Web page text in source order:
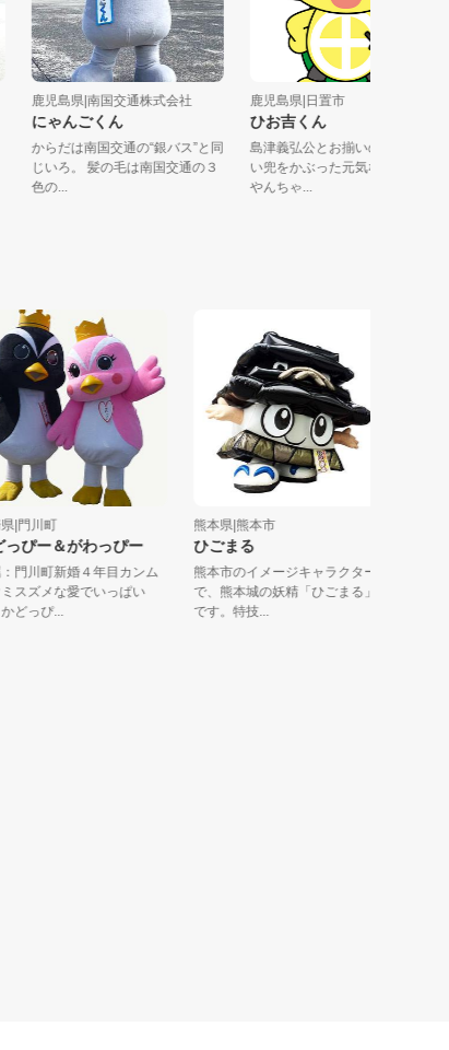
す
鹿児島県|南国交通株式会社
にゃんごくん
からだは南国交通の“銀バス”と同
じいろ。 髪の毛は南国交通の３
色の...
鹿児島県|日置市
ひお吉くん
島津義弘公とお揃いのかっこ
い兜をかぶった元気な男の子
やんちゃ...
川町
ー＆がわっぴー
川町新婚４年目カンム
ズメな愛でいっぱい
ぴ...
熊本県|熊本市
ひごまる
熊本市のイメージキャラクター
で、熊本城の妖精「ひごまる」
です。特技...